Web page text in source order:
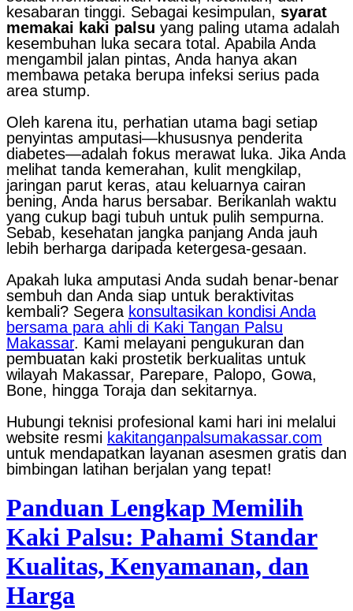
kesabaran tinggi. Sebagai kesimpulan, syarat
memakai kaki palsu yang paling utama adalah
kesembuhan luka secara total. Apabila Anda
mengambil jalan pintas, Anda hanya akan
membawa petaka berupa infeksi serius pada
area stump.
Oleh karena itu, perhatian utama bagi setiap
penyintas amputasi—khususnya penderita
diabetes—adalah fokus merawat luka. Jika Anda
melihat tanda kemerahan, kulit mengkilap,
jaringan parut keras, atau keluarnya cairan
bening, Anda harus bersabar. Berikanlah waktu
yang cukup bagi tubuh untuk pulih sempurna.
Sebab, kesehatan jangka panjang Anda jauh
lebih berharga daripada ketergesa-gesaan.
Apakah luka amputasi Anda sudah benar-benar
sembuh dan Anda siap untuk beraktivitas
kembali? Segera konsultasikan kondisi Anda
bersama para ahli di Kaki Tangan Palsu
Makassar. Kami melayani pengukuran dan
pembuatan kaki prostetik berkualitas untuk
wilayah Makassar, Parepare, Palopo, Gowa,
Bone, hingga Toraja dan sekitarnya.
Hubungi teknisi profesional kami hari ini melalui
website resmi kakitanganpalsumakassar.com
untuk mendapatkan layanan asesmen gratis dan
bimbingan latihan berjalan yang tepat!
Panduan Lengkap Memilih
Kaki Palsu: Pahami Standar
Kualitas, Kenyamanan, dan
Harga